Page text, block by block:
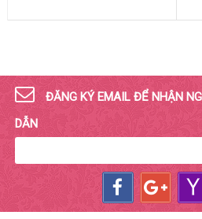
ĐĂNG KÝ EMAIL ĐỂ NHẬN
DẪN